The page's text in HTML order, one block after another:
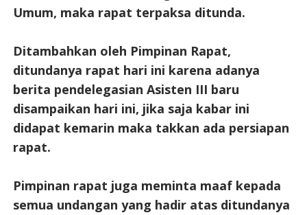
Umum, maka rapat terpaksa ditunda.
Ditambahkan oleh Pimpinan Rapat,
ditundanya rapat hari ini karena adanya
berita pendelegasian Asisten III baru
disampaikan hari ini, jika saja kabar ini
didapat kemarin maka takkan ada persiapan
rapat.
Pimpinan rapat juga meminta maaf kepada
semua undangan yang hadir atas ditundanya